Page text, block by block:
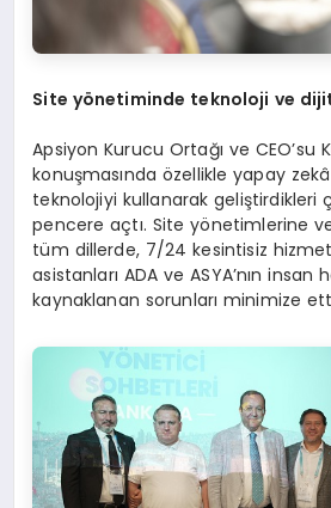
Site yönetiminde teknoloji ve
Apsiyon Kurucu Ortağı ve CEO’su
konuşmasında özellikle yapay
teknolojiyi kullanarak geliştirdikleri
pencere açtı. Site yönetimlerine
tüm dillerde, 7/24 kesintisiz
asistanları ADA ve ASYA’nın insan
kaynaklanan sorunları minimize